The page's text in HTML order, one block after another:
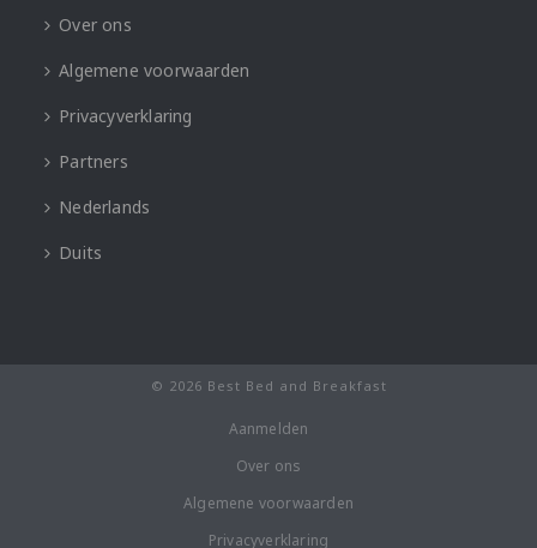
Over ons
Algemene voorwaarden
Privacyverklaring
Partners
Nederlands
Duits
© 2026 Best Bed and Breakfast
Aanmelden
Over ons
Algemene voorwaarden
Privacyverklaring